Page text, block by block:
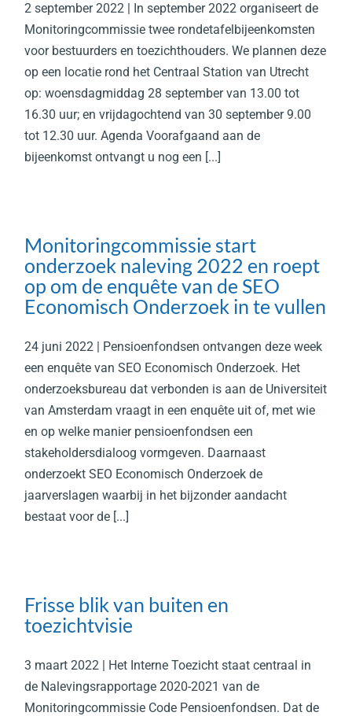
2 september 2022 | In september 2022 organiseert de
Monitoringcommissie twee rondetafelbijeenkomsten
voor bestuurders en toezichthouders. We plannen deze
op een locatie rond het Centraal Station van Utrecht
op: woensdagmiddag 28 september van 13.00 tot
16.30 uur; en vrijdagochtend van 30 september 9.00
tot 12.30 uur. Agenda Voorafgaand aan de
bijeenkomst ontvangt u nog een [...]
Monitoringcommissie start
onderzoek naleving 2022 en roept
op om de enquête van de SEO
Economisch Onderzoek in te vullen
24 juni 2022 | Pensioenfondsen ontvangen deze week
een enquête van SEO Economisch Onderzoek. Het
onderzoeksbureau dat verbonden is aan de Universiteit
van Amsterdam vraagt in een enquête uit of, met wie
en op welke manier pensioenfondsen een
stakeholdersdialoog vormgeven. Daarnaast
onderzoekt SEO Economisch Onderzoek de
jaarverslagen waarbij in het bijzonder aandacht
bestaat voor de [...]
Frisse blik van buiten en
toezichtvisie
3 maart 2022 | Het Interne Toezicht staat centraal in
de Nalevingsrapportage 2020-2021 van de
Monitoringcommissie Code Pensioenfondsen. Dat de